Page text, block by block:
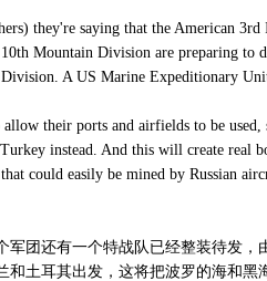
they're saying that the American
Mountain Division are preparing to
A US Marine Expeditionary
their ports and airfields to be used,
instead. And this will create real
could easily be mined by Russian
军团还有一个特战队已经整装待发，
和土耳其出发，这将把波罗的海和黑